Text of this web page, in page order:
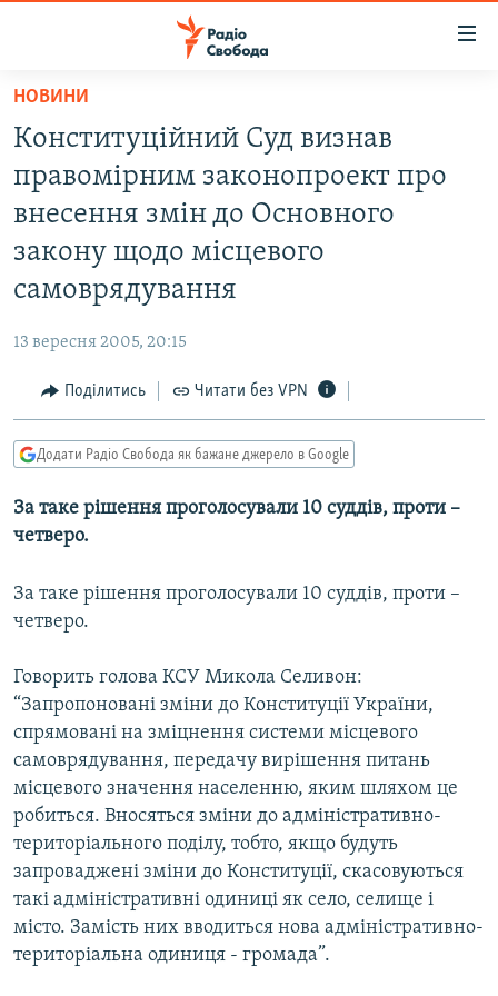
Перейти
основного
матеріалу
Перейти
до
основної
навігації
до
ВСЕ ЗА ДОБУ
СТАТТІ
СПОРТ
УКРАЇНА
РОСІЙСЬКА «ФІЛЬТРАЦІЯ»
КРИМ.РЕАЛІЇ
ТИ ЯК?
СХЕМИ
МУЛЬТИМЕДІА
СПЕЦПРОЄКТИ
ПОДКАСТИ
КРИМ РЕАЛІЇ
РУС
УКР
КТАТ
ДОЛУЧАЙСЯ!
НОВИНИ
Конституційний Суд визнав
правомірним законопроект про
внесення змін до Основного
закону щодо місцевого
самоврядування
13 вересня 2005, 20:15
Поділитись Читати без VPN
Додати Радіо Свобода як бажане джерело в Google
За таке рішення проголосували 10 суддів, проти –
четверо.
За таке рішення проголосували 10 суддів, проти –
четверо.
Говорить голова КСУ Микола Селивон:
“Запропоновані зміни до Конституції України,
спрямовані на зміцнення системи місцевого
самоврядування, передачу вирішення питань
місцевого значення населенню, яким шляхом це
робиться. Вносяться зміни до адміністративно-
територіального поділу, тобто, якщо будуть
запроваджені зміни до Конституції, скасовуються
такі адміністративні одиниці як село, селище і
місто. Замість них вводиться нова адміністративно-
територіальна одиниця - громада”.